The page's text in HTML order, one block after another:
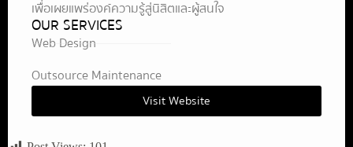
เพื่อเผยแพร่องค์ความรู้สู่นิสิตและผู้สนใจ
OUR SERVICES
Web Design
Outsource Maintenance
Visit Website